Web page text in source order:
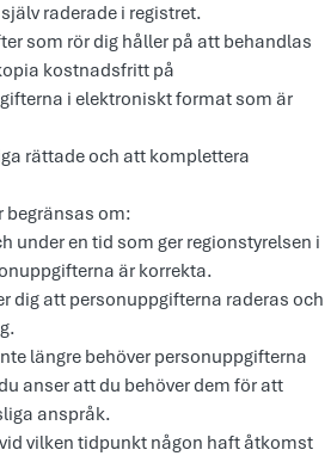
raderade i registret.
som rör dig håller på att behandlas
kostnadsfritt på
i elektroniskt format som är
rättade och att komplettera
begränsas om:
under en tid som ger regionstyrelsen i
är korrekta.
dig att personuppgifterna raderas och
längre behöver personuppgifterna
anser att du behöver dem för att
anspråk.
vilken tidpunkt någon haft åtkomst